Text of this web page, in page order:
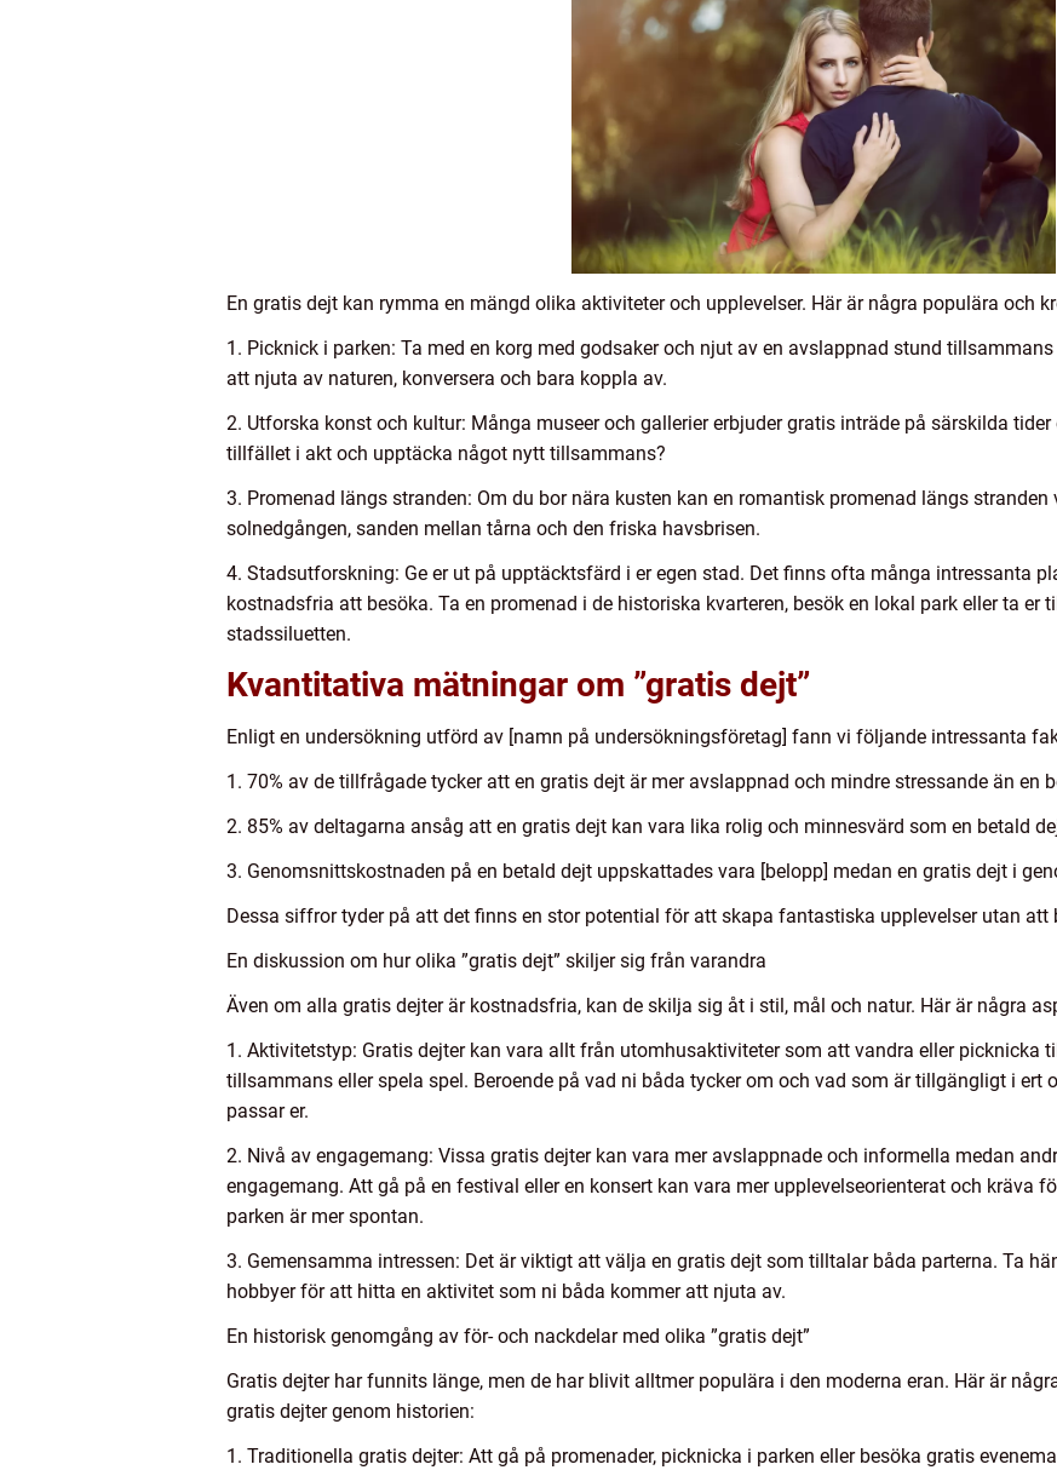
En gratis dejt kan rymma en mängd olika aktiviteter och upplevelser. Här är några populära och
1. Picknick i parken: Ta med en korg med godsaker och njut av en avslappnad stund
att njuta av naturen, konversera och bara koppla av.
2. Utforska konst och kultur: Många museer och gallerier erbjuder gratis inträde på särskilda
tillfället i akt och upptäcka något nytt tillsammans?
3. Promenad längs stranden: Om du bor nära kusten kan en romantisk promenad längs
solnedgången, sanden mellan tårna och den friska havsbrisen.
4. Stadsutforskning: Ge er ut på upptäcktsfärd i er egen stad. Det finns ofta många intressanta
kostnadsfria att besöka. Ta en promenad i de historiska kvarteren, besök en lokal park eller ta er
stadssiluetten.
Kvantitativa mätningar om ”gratis dejt”
Enligt en undersökning utförd av [namn på undersökningsföretag] fann vi följande intressanta
1. 70% av de tillfrågade tycker att en gratis dejt är mer avslappnad och mindre stressande än en
2. 85% av deltagarna ansåg att en gratis dejt kan vara lika rolig och minnesvärd som en betald
3. Genomsnittskostnaden på en betald dejt uppskattades vara [belopp] medan en gratis dejt i
Dessa siffror tyder på att det finns en stor potential för att skapa fantastiska upplevelser utan att
En diskussion om hur olika ”gratis dejt” skiljer sig från varandra
Även om alla gratis dejter är kostnadsfria, kan de skilja sig åt i stil, mål och natur. Här är några
1. Aktivitetstyp: Gratis dejter kan vara allt från utomhusaktiviteter som att vandra eller picknicka
tillsammans eller spela spel. Beroende på vad ni båda tycker om och vad som är tillgängligt i ert
passar er.
2. Nivå av engagemang: Vissa gratis dejter kan vara mer avslappnade och informella medan
engagemang. Att gå på en festival eller en konsert kan vara mer upplevelseorienterat och kräva
parken är mer spontan.
3. Gemensamma intressen: Det är viktigt att välja en gratis dejt som tilltalar båda parterna. Ta
hobbyer för att hitta en aktivitet som ni båda kommer att njuta av.
En historisk genomgång av för- och nackdelar med olika ”gratis dejt”
Gratis dejter har funnits länge, men de har blivit alltmer populära i den moderna eran. Här är
gratis dejter genom historien:
1. Traditionella gratis dejter: Att gå på promenader, picknicka i parken eller besöka gratis